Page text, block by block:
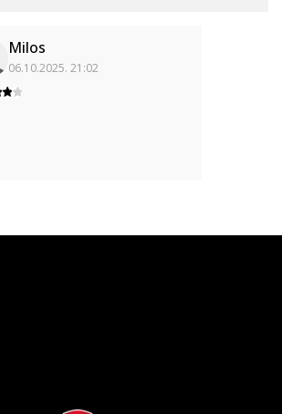
Milos
06.10.2025. 21:02